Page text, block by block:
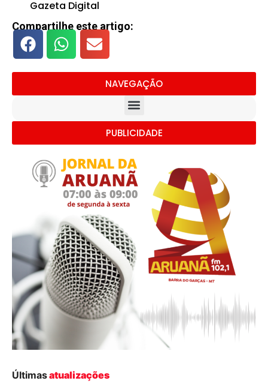
Gazeta Digital
Compartilhe este artigo:
NAVEGAÇÃO
PUBLICIDADE
Últimasatualizações